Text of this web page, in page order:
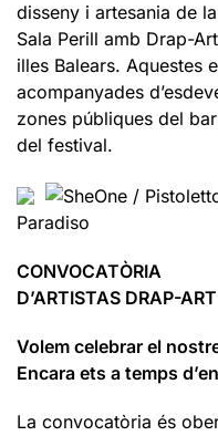
disseny i artesania de
Sala Perill amb Drap-
illes Balears. Aquestes
acompanyades
zones públiques del
del festival.
Paradiso
CONVOCATÒRIA
D’ARTISTAS DRAP-
Volem celebrar el
Encara ets a temps
La convocatòria és